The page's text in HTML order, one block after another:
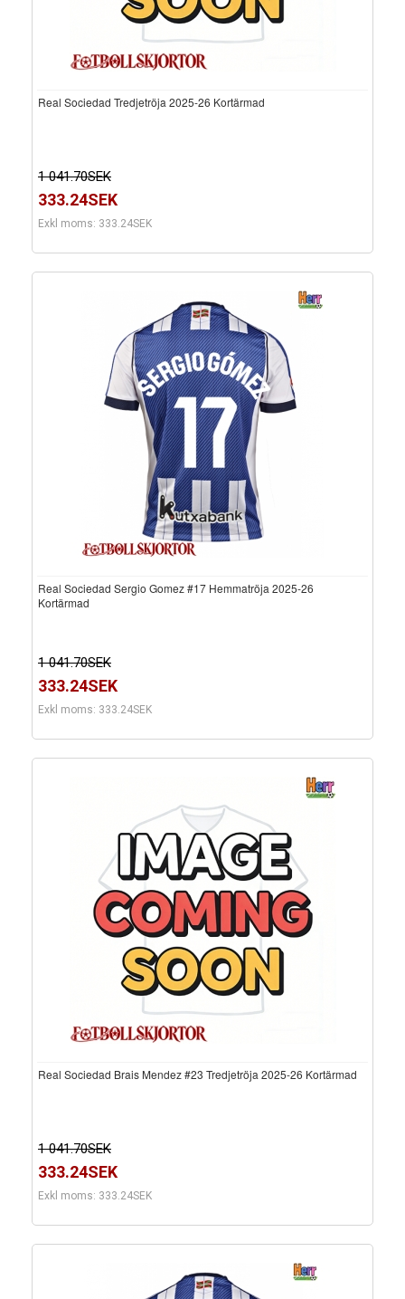
Real Sociedad Tredjetröja 2025-26 Kortärmad
1 041.70SEK
333.24SEK
Exkl moms: 333.24SEK
Real Sociedad Sergio Gomez #17 Hemmatröja 2025-26
Kortärmad
1 041.70SEK
333.24SEK
Exkl moms: 333.24SEK
Real Sociedad Brais Mendez #23 Tredjetröja 2025-26 Kortärmad
1 041.70SEK
333.24SEK
Exkl moms: 333.24SEK